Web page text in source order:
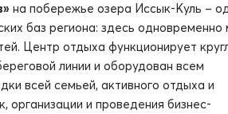
на побережье озера Иссык-Куль –
баз региона: здесь
Центр отдыха функционирует
линии и оборудован всем
всей семьей, активного отдыха и
организации и проведения бизнес-